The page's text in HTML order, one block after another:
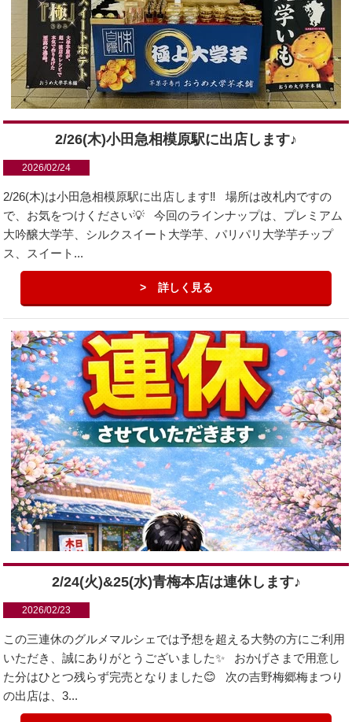
2/26(木)小田急相模原駅に出店します♪
2026/02/24
2/26(木)は小田急相模原駅に出店します‼️ 場所は改札内ですの
で、お気をつけください💡 今回のラインナップは、プレミアム
大吟醸大学芋、シルクスイート大学芋、パリパリ大学芋チップ
ス、スイート...
詳しく見る
2/24(火)&25(水)青梅本店は連休します♪
2026/02/23
この三連休のグルメマルシェでは予想を超える大勢の方にご利用
いただき、誠にありがとうございました✨ おかげさまで用意し
た分はひとつ残らず完売となりました😊 次の吉野梅郷梅まつり
の出店は、3...